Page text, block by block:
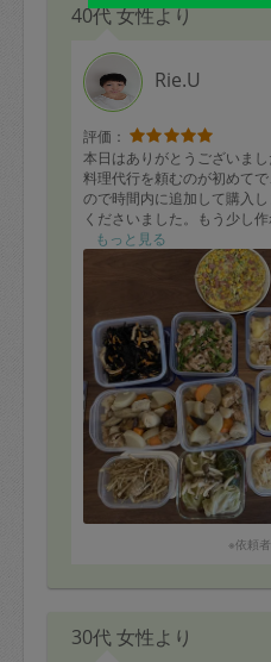
40代 女性より
Rie.U
評価：
本日はありがとうございまし
料理代行を頼むのが初めて
ので時間内に追加して購入
くださいました。もう少し
ので、次回は材料選びの際
たくさんの料理は、どれも
りです）で美味しかったで
写真のほかにもミネストロ
ていただきました。
娘もお好み焼きを美味しく
糖尿の関係で薄味をお願いし
すが、やはりもともと甘い濃
また相談させてください！
もっと見る
※依頼
30代 女性より